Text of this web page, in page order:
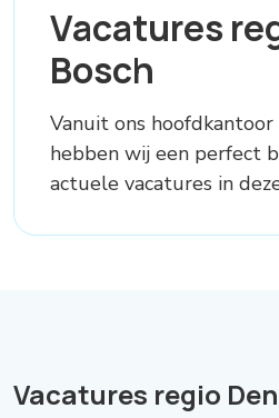
Vacatures
Bosch
Vanuit ons hoofdkantoor
hebben wij een perfect
actuele vacatures in
Vacatures regio